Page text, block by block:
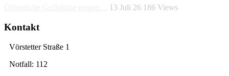
13 Juli 26 186 Views
Kontakt
Vörstetter Straße 1
Notfall: 112